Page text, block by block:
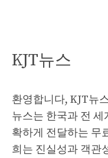
KJT뉴스
환영합니다, KJT뉴
뉴스는 한국과 전
확하게 전달하는 무
희는 진실성과 객관